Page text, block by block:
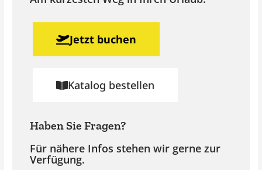
Jetzt buchen
Katalog bestellen
Haben Sie Fragen?
Für nähere Infos stehen wir gerne zur
Verfügung.